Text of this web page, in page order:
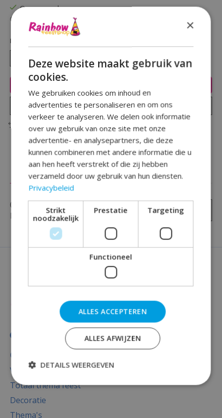
Op voorraad
Beschikbaarheid in de winkel controleren
Hoeveelheid:
Plaats bestelling
Toevoegen om te vergelijken
Reviews (0)
0 sterren op basis van0
beoordelingen
Je beoordeling toevoegen
Categorieën
Versiering
Totaal thema feest
Decoratie
Thema's
×
Deze website maakt gebruik van
cookies.
We gebruiken cookies om inhoud en
advertenties te personaliseren en om ons
verkeer te analyseren. We delen ook informatie
over uw gebruik van onze site met onze
advertentie- en analysepartners, die deze
kunnen combineren met andere informatie die u
aan hen heeft verstrekt of die zij hebben
verzameld door uw gebruik van hun diensten.
Privacybeleid
Strikt
noodzakelijk
Prestatie Targeting
Functioneel
ALLES ACCEPTEREN
ALLES AFWIJZEN
DETAILS WEERGEVEN